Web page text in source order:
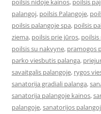
poilsis nidoje kainos, poilsis
palangoj, poilsis Palangoje,
poilsis palangoje spa, poilsis
ziema, poilsis prie jūros,
poilsis su nakvyne, pramogos
parko viesbutis palanga,
savaitgalis palangoje, rygos
sanatorija gradiali palanga,
sanatorija palangoje kainos,
palangoje,sanatorijos